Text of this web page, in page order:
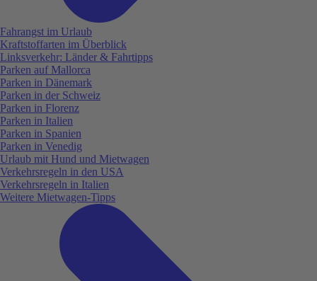
Fahrangst im Urlaub
Kraftstoffarten im Überblick
Linksverkehr: Länder & Fahrtipps
Parken auf Mallorca
Parken in Dänemark
Parken in der Schweiz
Parken in Florenz
Parken in Italien
Parken in Spanien
Parken in Venedig
Urlaub mit Hund und Mietwagen
Verkehrsregeln in den USA
Verkehrsregeln in Italien
Weitere Mietwagen-Tipps